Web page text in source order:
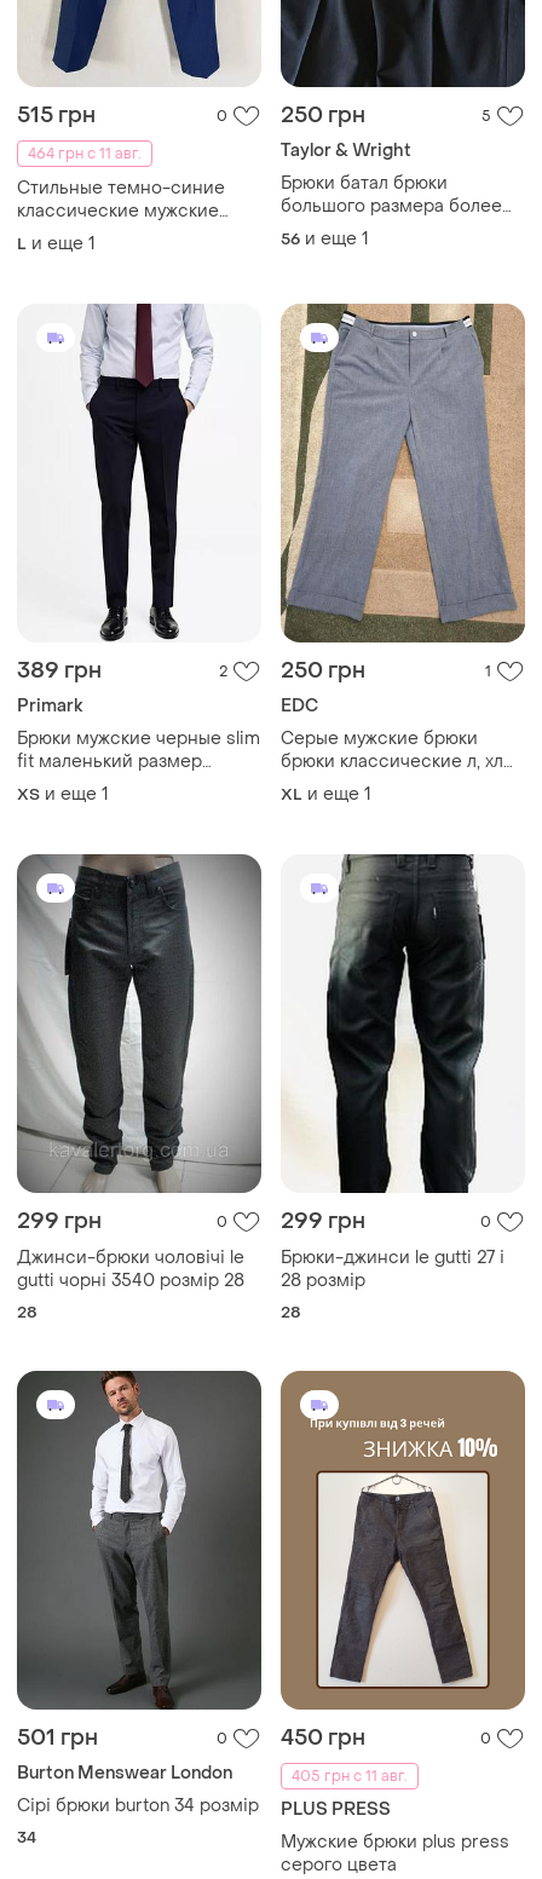
515 грн
0
464 грн с 11 авг.
Стильные темно-синие
классические мужские
брюки (размер 176-100-88 /
l-xl)
L и еще 1
250 грн 5
​Taylor & Wright
Брюки батал брюки
большого размера более
болевого размера.
56 и еще 1
389 грн 2
Primark
Брюки мужские черные slim
fit маленький размер
30/30s, штаны
классические для мальчика
XS и еще 1
250 грн 1
EDC
Серые мужские брюки
брюки классические л, хл
размер 46,48,32, 44, хл, 2хл
XL и еще 1
299 грн 0
Джинси-брюки чоловічі le
gutti чорні 3540 розмір 28
28
299 грн 0
Брюки-джинси le gutti 27 і
28 розмір
28
501 грн 0
Burton Menswear London
Сірі брюки burton 34 розмір
34
450 грн
0
405 грн с 11 авг.
PLUS PRESS
Мужские брюки plus press
серого цвета